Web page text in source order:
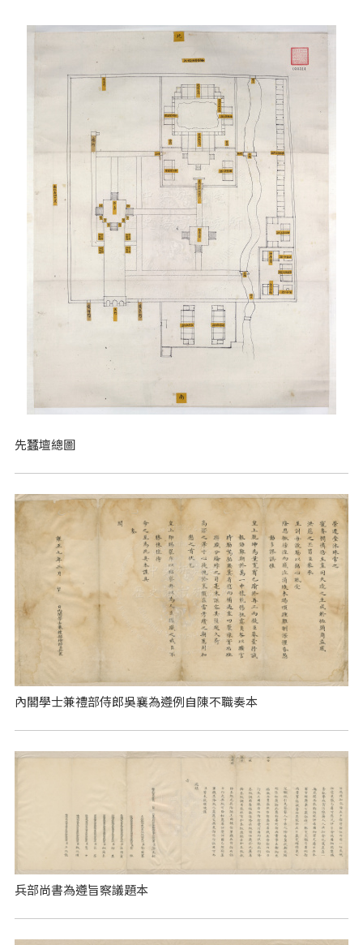
先蠶壇總圖
內閣學士兼禮部侍郎吳襄為遵例自陳不職奏本
兵部尚書為遵旨察議題本